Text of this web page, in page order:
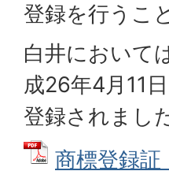
登録を行うこ
白井において
成26年4月11
登録されまし
商標登録